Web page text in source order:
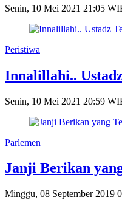
Senin, 10 Mei 2021 21:05
Peristiwa
Innalillahi..
Senin, 10 Mei 2021 20:59
Parlemen
Janji Berikan
Minggu, 08 September 2019